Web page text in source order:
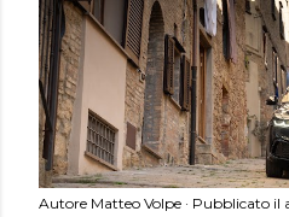
Autore Matteo Volpe Pubblicato il